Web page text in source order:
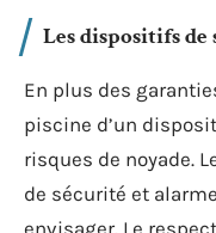
Les dispositifs de
En plus des
piscine d’un
risques de noyade.
de sécurité et